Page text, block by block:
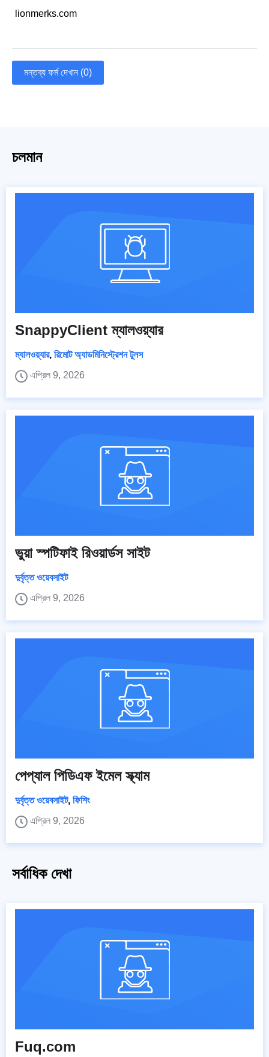
lionmerks.com
মন্তব্য ফর্ম দেখান (0)
চলমান
SnappyClient ম্যালওয়্যার
ম্যালওয়্যার, রিমোট অ্যাডমিনিস্ট্রেশন টুলস
এপ্রিল 9, 2026
ভুয়া স্পটিফাই রিওয়ার্ডস সাইট
দুর্বৃত্ত ওয়েবসাইট
এপ্রিল 9, 2026
পেপ্যাল পিডিএফ ইমেল স্ক্যাম
দুর্বৃত্ত ওয়েবসাইট, ফিশিং
এপ্রিল 9, 2026
সর্বাধিক দেখা
Fuq.com